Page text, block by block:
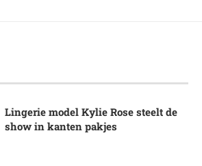
Lingerie model Kylie Rose steelt de
show in kanten pakjes